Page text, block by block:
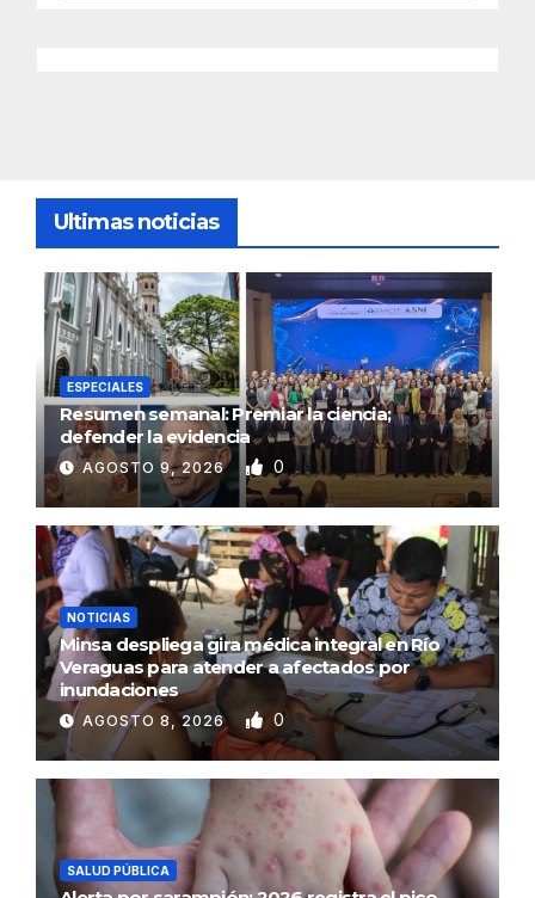
Ultimas noticias
ESPECIALES
Resumen semanal: Premiar la ciencia;
defender la evidencia
AGOSTO 9, 2026 0
NOTICIAS
Minsa despliega gira médica integral en Río
Veraguas para atender a afectados por
inundaciones
AGOSTO 8, 2026 0
SALUD PÚBLICA